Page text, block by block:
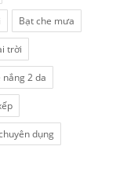
Bạt che mưa
trời
nắng 2 da
dụng